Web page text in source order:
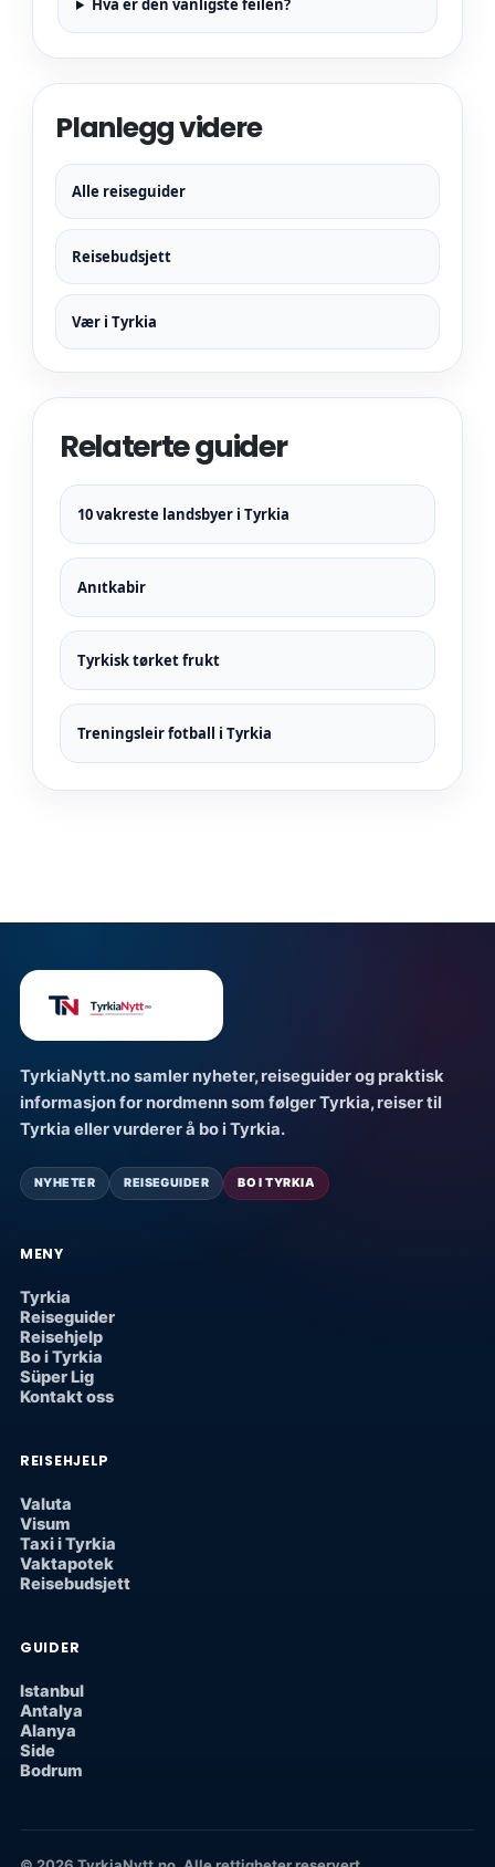
Hva er den vanligste feilen?
Planlegg videre
Alle reiseguider
Reisebudsjett
Vær i Tyrkia
Relaterte guider
10 vakreste landsbyer i Tyrkia
Anıtkabir
Tyrkisk tørket frukt
Treningsleir fotball i Tyrkia
TyrkiaNytt.no samler nyheter, reiseguider og praktisk
informasjon for nordmenn som følger Tyrkia, reiser til
Tyrkia eller vurderer å bo i Tyrkia.
NYHETER REISEGUIDER BO I TYRKIA
MENY
Tyrkia
Reiseguider
Reisehjelp
Bo i Tyrkia
Süper Lig
Kontakt oss
REISEHJELP
Valuta
Visum
Taxi i Tyrkia
Vaktapotek
Reisebudsjett
GUIDER
Istanbul
Antalya
Alanya
Side
Bodrum